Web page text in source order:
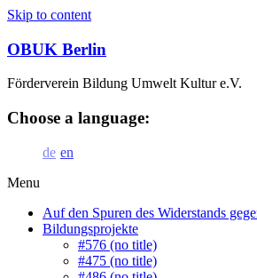
Skip to content
OBUK Berlin
Förderverein Bildung Umwelt Kultur e.V.
Choose a language:
de en
Menu
Auf den Spuren des Widerstands
Bildungsprojekte
#576 (no title)
#475 (no title)